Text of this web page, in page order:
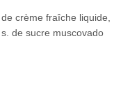
crème fraîche liquide,
de sucre muscovado